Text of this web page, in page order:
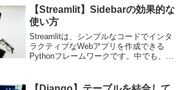
HTTPステー...
【Streamlit】Sidebarの効果的な
使い方
Streamlitは、シンプルなコードでインタ
ラクティブなWebアプリを作成できる
Pythonフレームワークです。中でも、
Sidebarは、Stream...